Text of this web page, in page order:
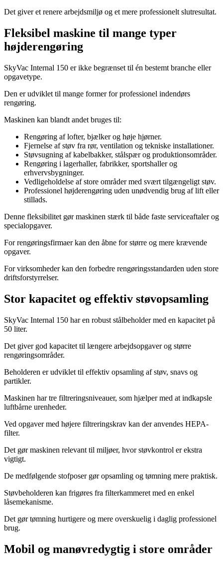
Det giver et renere arbejdsmiljø og et mere professionelt slutresultat.
Fleksibel maskine til mange typer
højderengøring
SkyVac Internal 150 er ikke begrænset til én bestemt branche eller
opgavetype.
Den er udviklet til mange former for professionel indendørs
rengøring.
Maskinen kan blandt andet bruges til:
Rengøring af lofter, bjælker og høje hjørner.
Fjernelse af støv fra rør, ventilation og tekniske installationer.
Støvsugning af kabelbakker, stålspær og produktionsområder.
Rengøring i lagerhaller, fabrikker, sportshaller og
erhvervsbygninger.
Vedligeholdelse af store områder med svært tilgængeligt støv.
Professionel højderengøring uden unødvendig brug af lift eller
stillads.
Denne fleksibilitet gør maskinen stærk til både faste serviceaftaler og
specialopgaver.
For rengøringsfirmaer kan den åbne for større og mere krævende
opgaver.
For virksomheder kan den forbedre rengøringsstandarden uden store
driftsforstyrrelser.
Stor kapacitet og effektiv støvopsamling
SkyVac Internal 150 har en robust stålbeholder med en kapacitet på
50 liter.
Det giver god kapacitet til længere arbejdsopgaver og større
rengøringsområder.
Beholderen er udviklet til effektiv opsamling af støv, snavs og
partikler.
Maskinen har tre filtreringsniveauer, som hjælper med at indkapsle
luftbårne urenheder.
Ved opgaver med højere filtreringskrav kan der anvendes HEPA-
filter.
Det gør maskinen relevant til miljøer, hvor støvkontrol er ekstra
vigtigt.
De medfølgende stofposer gør opsamling og tømning mere praktisk.
Støvbeholderen kan frigøres fra filterkammeret med en enkel
låsemekanisme.
Det gør tømning hurtigere og mere overskuelig i daglig professionel
brug.
Mobil og manøvredygtig i store områder